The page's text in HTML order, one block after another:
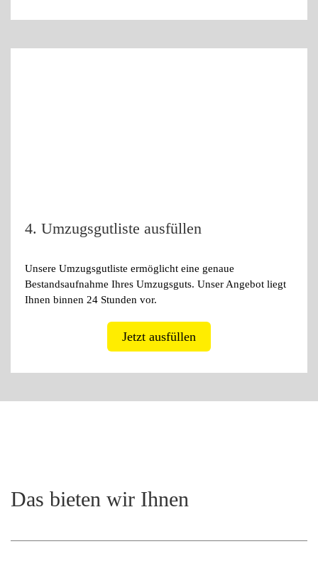
4. Umzugsgutliste ausfüllen
Unsere Umzugsgutliste ermöglicht eine genaue
Bestandsaufnahme Ihres Umzugsguts. Unser Angebot liegt
Ihnen binnen 24 Stunden vor.
Jetzt ausfüllen
Das bieten wir Ihnen